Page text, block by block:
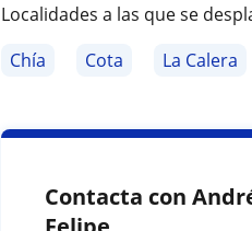
Localidades a las que se
Chía
Cota La Calera
Contacta con